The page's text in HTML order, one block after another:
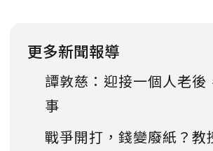
更多新聞報導
譚敦慈：迎接一個人老後
事
戰爭開打，錢變廢紙？教